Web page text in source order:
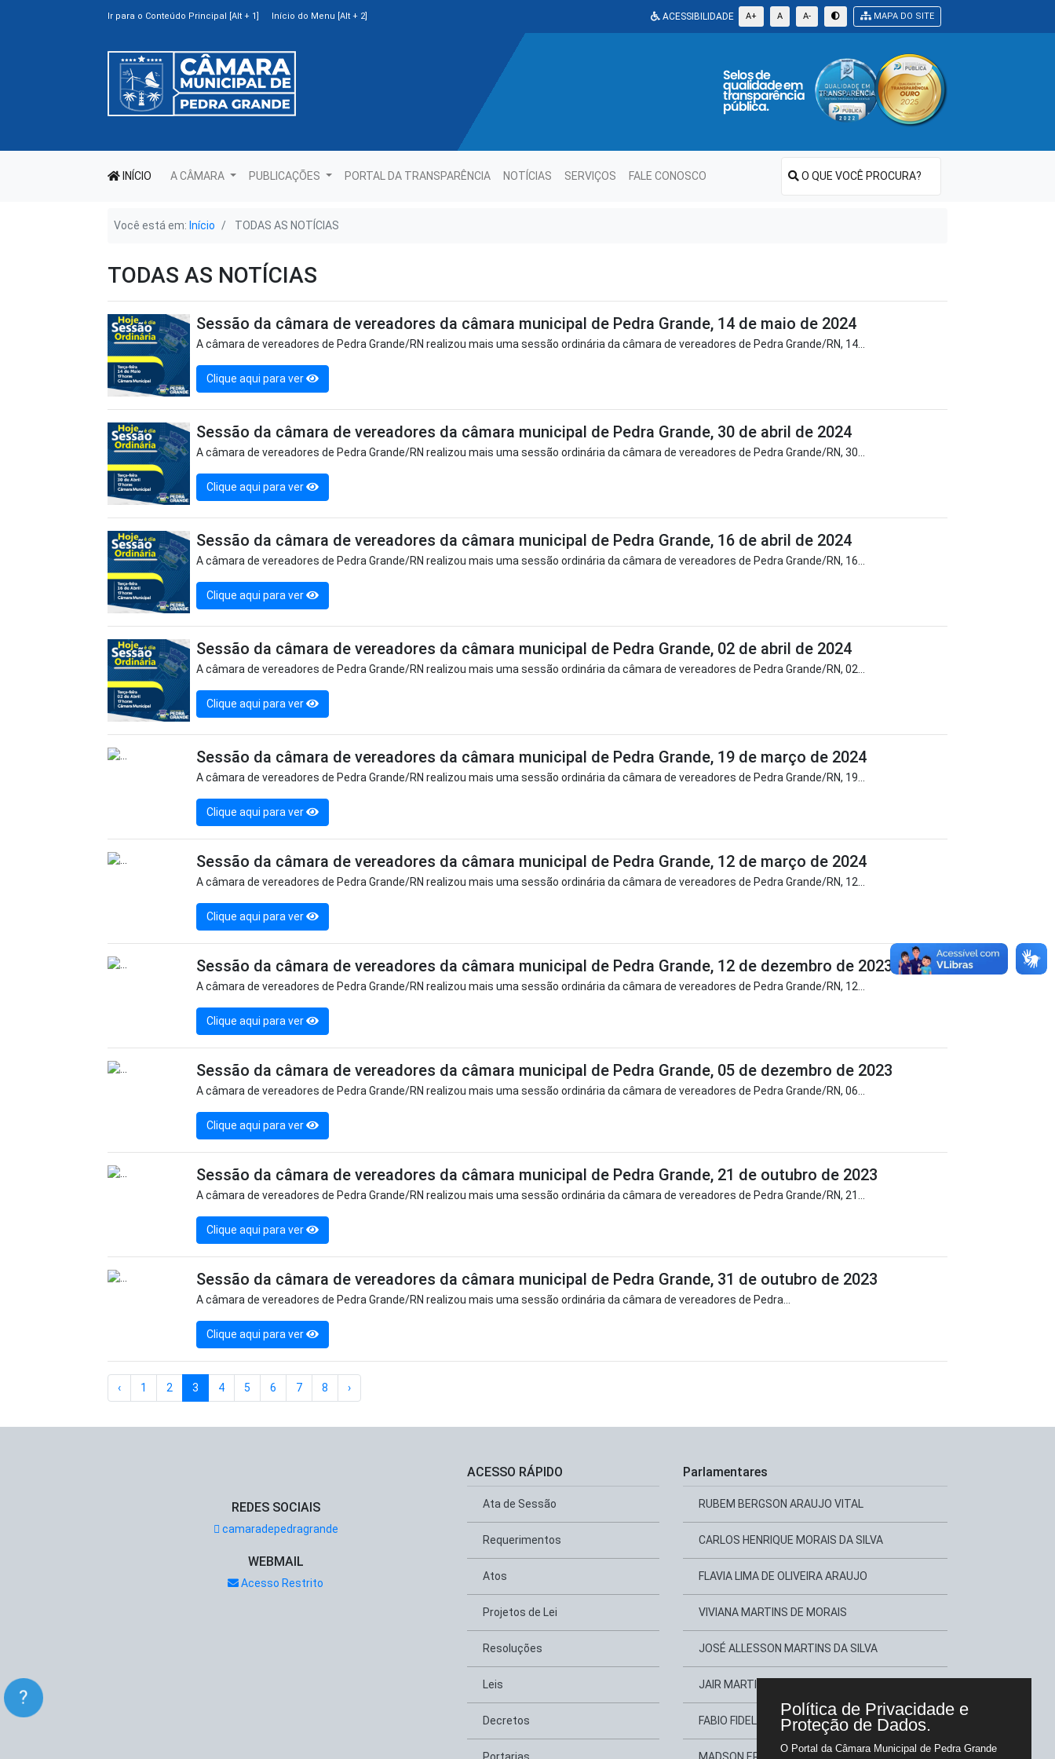
?
Ir para o Conteúdo Principal [Alt + 1] Início do Menu [Alt + 2] ACESSIBILIDADE A+ A A- MAPA DO SITE
INÍCIO A CÂMARA PUBLICAÇÕES PORTAL DA TRANSPARÊNCIA NOTÍCIAS SERVIÇOS FALE CONOSCO O QUE VOCÊ PROCURA?
Você está em: Início TODAS AS NOTÍCIAS
TODAS AS NOTÍCIAS
Sessão da câmara de vereadores da câmara municipal de Pedra Grande, 14 de maio de 2024
A câmara de vereadores de Pedra Grande/RN realizou mais uma sessão ordinária da câmara de vereadores de Pedra Grande/RN, 14...
Clique aqui para ver
Sessão da câmara de vereadores da câmara municipal de Pedra Grande, 30 de abril de 2024
A câmara de vereadores de Pedra Grande/RN realizou mais uma sessão ordinária da câmara de vereadores de Pedra Grande/RN, 30...
Clique aqui para ver
Sessão da câmara de vereadores da câmara municipal de Pedra Grande, 16 de abril de 2024
A câmara de vereadores de Pedra Grande/RN realizou mais uma sessão ordinária da câmara de vereadores de Pedra Grande/RN, 16...
Clique aqui para ver
Sessão da câmara de vereadores da câmara municipal de Pedra Grande, 02 de abril de 2024
A câmara de vereadores de Pedra Grande/RN realizou mais uma sessão ordinária da câmara de vereadores de Pedra Grande/RN, 02...
Clique aqui para ver
Sessão da câmara de vereadores da câmara municipal de Pedra Grande, 19 de março de 2024
A câmara de vereadores de Pedra Grande/RN realizou mais uma sessão ordinária da câmara de vereadores de Pedra Grande/RN, 19...
Clique aqui para ver
Sessão da câmara de vereadores da câmara municipal de Pedra Grande, 12 de março de 2024
A câmara de vereadores de Pedra Grande/RN realizou mais uma sessão ordinária da câmara de vereadores de Pedra Grande/RN, 12...
Clique aqui para ver
Sessão da câmara de vereadores da câmara municipal de Pedra Grande, 12 de dezembro de 2023
A câmara de vereadores de Pedra Grande/RN realizou mais uma sessão ordinária da câmara de vereadores de Pedra Grande/RN, 12...
Clique aqui para ver
Sessão da câmara de vereadores da câmara municipal de Pedra Grande, 05 de dezembro de 2023
A câmara de vereadores de Pedra Grande/RN realizou mais uma sessão ordinária da câmara de vereadores de Pedra Grande/RN, 06...
Clique aqui para ver
Sessão da câmara de vereadores da câmara municipal de Pedra Grande, 21 de outubro de 2023
A câmara de vereadores de Pedra Grande/RN realizou mais uma sessão ordinária da câmara de vereadores de Pedra Grande/RN, 21...
Clique aqui para ver
Sessão da câmara de vereadores da câmara municipal de Pedra Grande, 31 de outubro de 2023
A câmara de vereadores de Pedra Grande/RN realizou mais uma sessão ordinária da câmara de vereadores de Pedra...
Clique aqui para ver
‹ 1 2 3 4 5 6 7 8 ›
REDES SOCIAIS
camaradepedragrande
WEBMAIL
Acesso Restrito
ACESSO RÁPIDO
Ata de Sessão
Requerimentos
Atos
Projetos de Lei
Resoluções
Leis
Decretos
Parlamentares
RUBEM BERGSON ARAUJO VITAL
CARLOS HENRIQUE MORAIS DA SILVA
FLAVIA LIMA DE OLIVEIRA ARAUJO
VIVIANA MARTINS DE MORAIS
JOSÉ ALLESSON MARTINS DA SILVA
JAIR MARTINS TORRES
FABIO FIDELE FERREIRA
Política de Privacidade e
Proteção de Dados.
O Portal da Câmara Municipal de Pedra Grande